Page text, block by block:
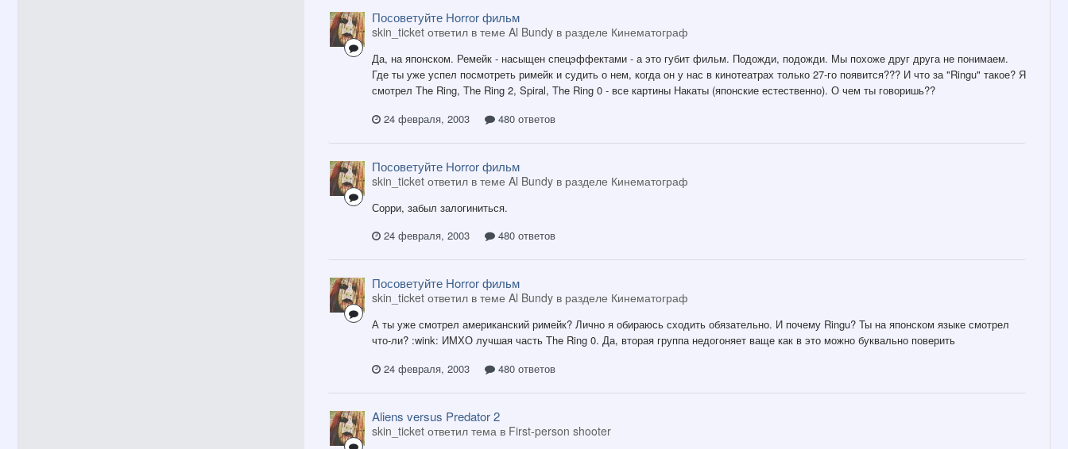
Посоветуйте Horror фильм
skin_ticket ответил в теме Al Bundy в разделе Кинематограф
Да, на японском. Ремейк - насыщен спецэффектами - а это губит фильм. Подожди, подожди. Мы похоже друг друга не понимаем.
Где ты уже успел посмотреть римейк и судить о нем, когда он у нас в кинотеатрах только 27-го появится??? И что за "Ringu" такое? Я
смотрел The Ring, The Ring 2, Spiral, The Ring 0 - все картины Накаты (японские естественно). О чем ты говоришь??
24 февраля, 2003
480 ответов
Посоветуйте Horror фильм
skin_ticket ответил в теме Al Bundy в разделе Кинематограф
Сорри, забыл залогиниться.
24 февраля, 2003
480 ответов
Посоветуйте Horror фильм
skin_ticket ответил в теме Al Bundy в разделе Кинематограф
А ты уже смотрел американский римейк? Лично я обираюсь сходить обязательно. И почему Ringu? Ты на японском языке смотрел
что-ли? :wink: ИМХО лучшая часть The Ring 0. Да, вторая группа недогоняет ваще как в это можно буквально поверить
24 февраля, 2003
480 ответов
Aliens versus Predator 2
skin_ticket ответил тема в First-person shooter